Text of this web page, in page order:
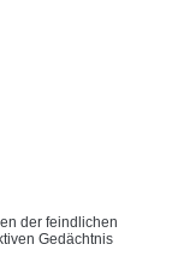
der feindlichen
Gedächtnis